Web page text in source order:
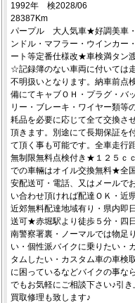
1992年 検2028/06
28387Km
パープル 大人気車★好調美車
ンドル・マフラー・ウインカー
ート等定番仕様改★車検満タン
☆記録簿のない車両に付いては
不明扱いとなります。納車前点
備にてキャブＯＨ・プラグ・バ
リー・ブレーキ・ワイヤー類等
耗品を必要に応じて全て交換さ
頂きます。別途にて長期保証を
て頂く事も可能です。全車走行
無制限無料点検付き★１２５ｃ
での車輛はオイル交換無料★全
安配送可・電話、又はメールで
い合わせ頂ければ配達ＯＫ・近
近郊無料配達地域有り・県内即
送可★赤堀駅より徒歩５分・四
南警察署裏・ノーマルでは物足
い・個性派バイクに乗りたい・
タムしたい・カスタム車の車検
に困っているなどバイクの事な
でもお気軽にご相談下さい♪引き
買取修理も致します♪